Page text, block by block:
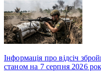
Інформація про відсіч
станом на 7 серпня 2026